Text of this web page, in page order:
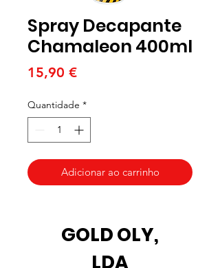
Spray Decapante
Chamaleon 400ml
15,90 €Preço
Quantidade *
Adicionar ao carrinho
GOLD OLY,
LDA